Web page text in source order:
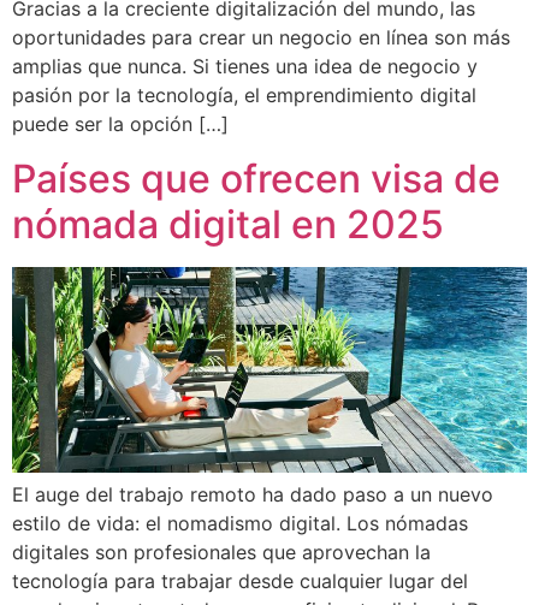
Gracias a la creciente digitalización del mundo, las
oportunidades para crear un negocio en línea son más
amplias que nunca. Si tienes una idea de negocio y
pasión por la tecnología, el emprendimiento digital
puede ser la opción […]
Países que ofrecen visa de
nómada digital en 2025
El auge del trabajo remoto ha dado paso a un nuevo
estilo de vida: el nomadismo digital. Los nómadas
digitales son profesionales que aprovechan la
tecnología para trabajar desde cualquier lugar del